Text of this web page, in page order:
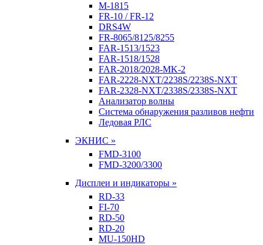
M-1815
FR-10 / FR-12
DRS4W
FR-8065/8125/8255
FAR-1513/1523
FAR-1518/1528
FAR-2018/2028-MK-2
FAR-2228-NXT/2238S/2238S-NXT
FAR-2328-NXT/2338S/2338S-NXT
Анализатор волны
Система обнаружения разливов нефти
Ледовая РЛС
ЭКНИС »
FMD-3100
FMD-3200/3300
Дисплеи и индикаторы »
RD-33
FI-70
RD-50
RD-20
MU-150HD